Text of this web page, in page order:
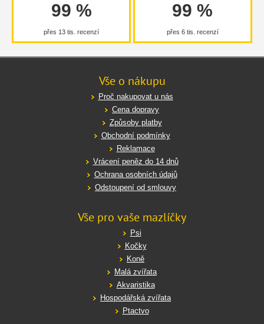
99 %
přes 13 tis. recenzí
99 %
přes 6 tis. recenzí
Vše o nákupu
Proč nakupovat u nás
Cena dopravy
Způsoby platby
Obchodní podmínky
Reklamace
Vrácení peněz do 14 dnů
Ochrana osobních údajů
Odstoupení od smlouvy
Vše pro vaše mazlíčky
Psi
Kočky
Koně
Malá zvířata
Akvaristika
Hospodářská zvířata
Ptactvo